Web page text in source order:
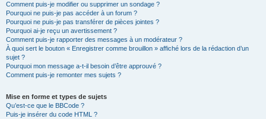
Comment puis-je modifier ou supprimer un sondage ?
Pourquoi ne puis-je pas accéder à un forum ?
Pourquoi ne puis-je pas transférer de pièces jointes ?
Pourquoi ai-je reçu un avertissement ?
Comment puis-je rapporter des messages à un modérateur ?
À quoi sert le bouton « Enregistrer comme brouillon » affiché lors de la rédaction d’un
sujet ?
Pourquoi mon message a-t-il besoin d’être approuvé ?
Comment puis-je remonter mes sujets ?
Mise en forme et types de sujets
Qu’est-ce que le BBCode ?
Puis-je insérer du code HTML ?